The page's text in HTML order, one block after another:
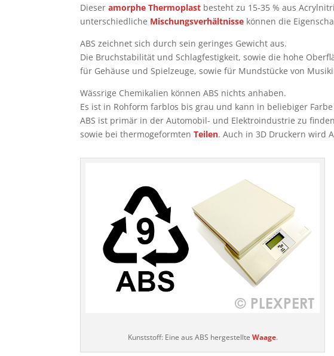
Dieseramorphe Thermoplast besteht zu 15-35 % aus
unterschiedliche Mischungsverhältnisse können die
ABS zeichnet sich durch sein geringes Gewicht aus.
Die Bruchstabilität und Schlagfestigkeit, sowie die hohe
für Gehäuse und Spielzeuge, sowie für Mundstücke von
Wässrige Chemikalien können ABS nichts anhaben.
Es ist in Rohform farblos bis grau und kann in beliebiger
ABS ist primär in der Automobil- und Elektroindustrie zu
sowie bei thermogeformtenTeilen. Auch in 3D Druckern wird
Kunststoff: Eine aus ABS hergestellte Waage.